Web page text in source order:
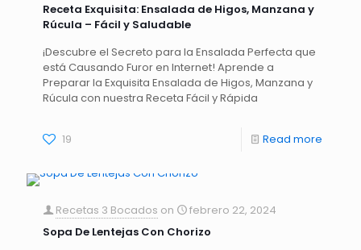
Receta Exquisita: Ensalada de Higos, Manzana y
Rúcula – Fácil y Saludable
¡Descubre el Secreto para la Ensalada Perfecta que
está Causando Furor en Internet! Aprende a
Preparar la Exquisita Ensalada de Higos, Manzana y
Rúcula con nuestra Receta Fácil y Rápida
19 Read more
Recetas 3 Bocados on
febrero 22, 2024
Sopa De Lentejas Con Chorizo